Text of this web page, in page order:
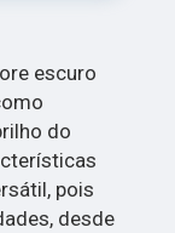
escuro
do
pois
desde